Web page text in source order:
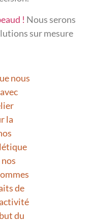
! Nous serons
sur mesure
nous
la
de
du